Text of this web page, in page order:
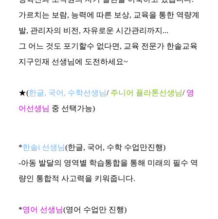
가르치는 보람, 능력에 따른 보상, 교육을 통한 역량계
발, 관리자의 비전, 자유로운 시간관리까지...
그 어느 것도 포기할수 없다면, 교육 전문가 한솔교육
지구인재 선생님에 도전하세요~
★(한글, 국어, 수학선생님/ 주니어 플라톤선생님/ 영
어선생님 중 선택가능)
*한솔i 선생님(한글, 국어, 수학 수업만진행)
-아동 발달의 영역별 학습통합을 통해 미래의 필수 역
량인 통합적 사고력을 키워줍니다.
*영어 선생님(영어 수업만 진행)